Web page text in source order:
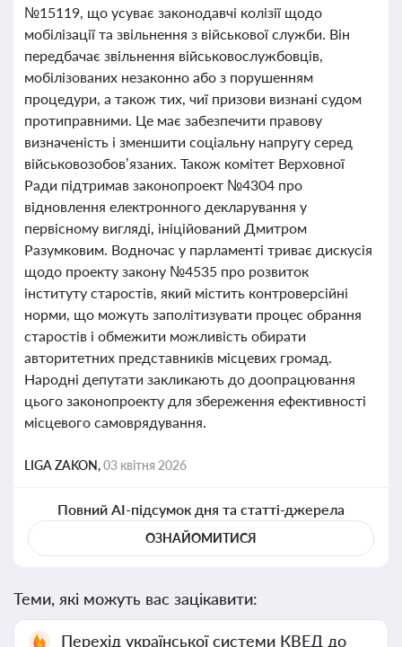
№15119, що усуває законодавчі колізії щодо
мобілізації та звільнення з військової служби. Він
передбачає звільнення військовослужбовців,
мобілізованих незаконно або з порушенням
процедури, а також тих, чиї призови визнані судом
протиправними. Це має забезпечити правову
визначеність і зменшити соціальну напругу серед
військовозобов’язаних. Також комітет Верховної
Ради підтримав законопроект №4304 про
відновлення електронного декларування у
первісному вигляді, ініційований Дмитром
Разумковим. Водночас у парламенті триває дискусія
щодо проекту закону №4535 про розвиток
інституту старостів, який містить контроверсійні
норми, що можуть заполітизувати процес обрання
старостів і обмежити можливість обирати
авторитетних представників місцевих громад.
Народні депутати закликають до доопрацювання
цього законопроекту для збереження ефективності
місцевого самоврядування.
LIGA ZAKON,03 квітня 2026
Повний AI-підсумок дня та статті-джерела
ОЗНАЙОМИТИСЯ
Теми, які можуть вас зацікавити:
Перехід української системи КВЕД до